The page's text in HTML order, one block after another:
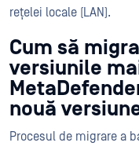
rețelei locale (LAN).
Cum să
versiunile
nouă
Procesul de migrare a